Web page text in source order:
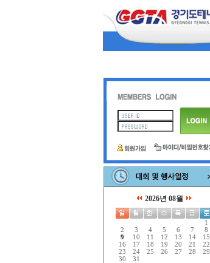
2026년 08월
1
2
3 4 5 6 7
8
9
10 11 12 13 14
15
16
17 18 19 20 21
22
23
24 25 26 27 28
29
30
31